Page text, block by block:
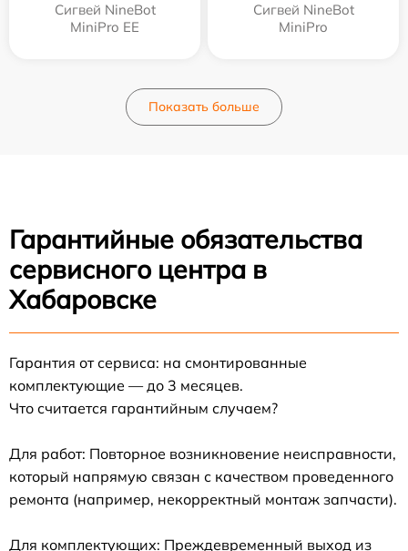
Сигвей NineBot
MiniPro EE
Сигвей NineBot
MiniPro
Показать больше
Гарантийные обязательства
сервисного центра в
Хабаровске
Гарантия от сервиса: на смонтированные
комплектующие — до 3 месяцев.
Что считается гарантийным случаем?
Для работ: Повторное возникновение неисправности,
который напрямую связан с качеством проведенного
ремонта (например, некорректный монтаж запчасти).
Для комплектующих: Преждевременный выход из